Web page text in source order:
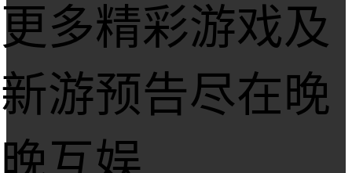
更多精彩游戏及
新游预告尽在晚